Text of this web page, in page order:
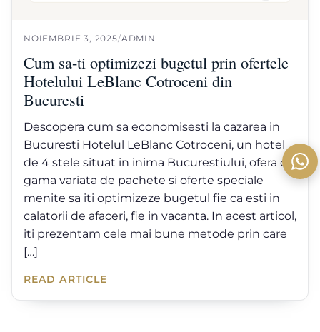
NOIEMBRIE 3, 2025/ADMIN
Cum sa-ti optimizezi bugetul prin ofertele
Hotelului LeBlanc Cotroceni din
Bucuresti
Descopera cum sa economisesti la cazarea in
Bucuresti Hotelul LeBlanc Cotroceni, un hotel
de 4 stele situat in inima Bucurestiului, ofera o
gama variata de pachete si oferte speciale
menite sa iti optimizeze bugetul fie ca esti in
calatorii de afaceri, fie in vacanta. In acest articol,
iti prezentam cele mai bune metode prin care
[…]
READ ARTICLE